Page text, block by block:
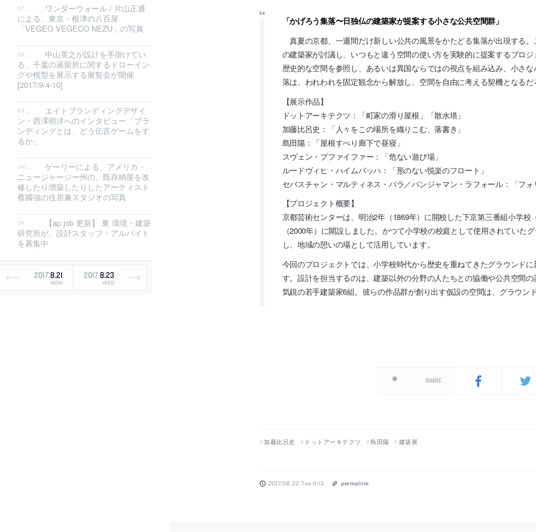
ワンダーウォール / 片山正通
による、東京・根津の八百屋
「VEGEO VEGECO NEZU」の写真
中山英之が設計を手掛けてい
る、千葉の蒸留所に関するドローイン
グや模型を展示する展覧会が開催
[2017/9/4-10]
エイトブランディングデザイ
ン・西澤明洋へのインタビュー「ブラ
ンディングとは、どう伝言ゲームをす
るか」
ゲーリーによる、アメリカ・
ニュージャージー州の、既存納屋を改
修したり増築したりしたアーティスト
蔡國強の住居兼スタジオの写真
【ap job 更新】 東 環境・建築
研究所が、設計スタッフ・アルバイト
を募集中
2017.8.21
MON
2017.8.23
WED
「かげろう集落〜日独仏の建築家が提案する小さな公共空間群」
真夏の京都、一週間だけ新しい公共の風景をかたどる集落が出現する
の建築家が討議し、いつもと違う空間の使い方を実験的に提案するプロ
歴史的な空間を参照し、あるいは異国ならではの視点を組み込み、小さ
落は、われわれを固定観念から解放し、空間を自由に考える契機となるだ
【展示作品】
ドットアーキテクツ：「町家の滑り屋根」「散水塔」
加藤比呂史：「人々をこの場所を織りこむ、落書き」
島田陽：「屋根すべり廊下で昼寝」
スヴェン・プファイファー：「危ない遊び場」
ルードヴィヒ・ハイムバッハ：「形のない悦楽のフロート」
セバスチャン・マルティネス・バラ／バンジャマン・ラフォール：「フォ
【プロジェクト概要】
京都芸術センターは、明治2年（1869年）に開校した下京第三番組小学
（2000年）に開設しました。かつて小学校の校庭として使用されていた
し、地域の憩いの場として活用しています。
今回のプロジェクトでは、小学校時代から歴史を重ねてきたグラウンド
す。設計を担当するのは、建築以外の分野の人たちとの協働や公共空間
気鋭の若手建築家6組。彼らの作品群が創り出す仮設の空間は、グラウン
SHARE
加藤比呂史 ドットアーキテクツ 島田陽 建築展
2017.08.22 Tue 11:13 permalink